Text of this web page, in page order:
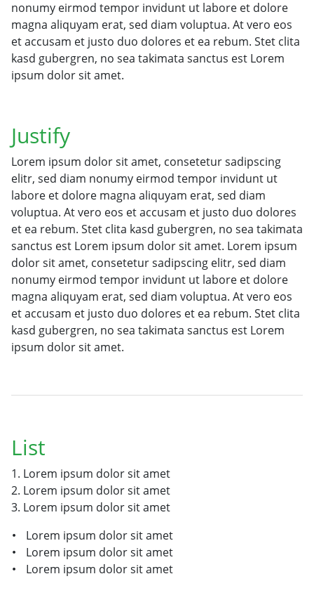
nonumy eirmod tempor invidunt ut labore et dolore
magna aliquyam erat, sed diam voluptua. At vero eos
et accusam et justo duo dolores et ea rebum. Stet clita
kasd gubergren, no sea takimata sanctus est Lorem
ipsum dolor sit amet.
Justify
Lorem ipsum dolor sit amet, consetetur sadipscing
elitr, sed diam nonumy eirmod tempor invidunt ut
labore et dolore magna aliquyam erat, sed diam
voluptua. At vero eos et accusam et justo duo dolores
et ea rebum. Stet clita kasd gubergren, no sea takimata
sanctus est Lorem ipsum dolor sit amet. Lorem ipsum
dolor sit amet, consetetur sadipscing elitr, sed diam
nonumy eirmod tempor invidunt ut labore et dolore
magna aliquyam erat, sed diam voluptua. At vero eos
et accusam et justo duo dolores et ea rebum. Stet clita
kasd gubergren, no sea takimata sanctus est Lorem
ipsum dolor sit amet.
List
Lorem ipsum dolor sit amet
Lorem ipsum dolor sit amet
Lorem ipsum dolor sit amet
Lorem ipsum dolor sit amet
Lorem ipsum dolor sit amet
Lorem ipsum dolor sit amet